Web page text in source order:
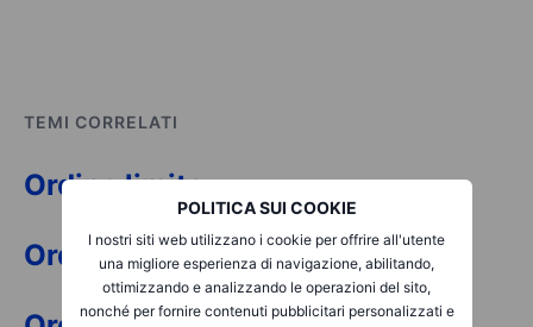
POLITICA SUI COOKIE
I nostri siti web utilizzano i cookie per offrire all'utente
una migliore esperienza di navigazione, abilitando,
ottimizzando e analizzando le operazioni del sito,
nonché per fornire contenuti pubblicitari personalizzati e
TEMI CORRELATI
Ordine limite
Ordine